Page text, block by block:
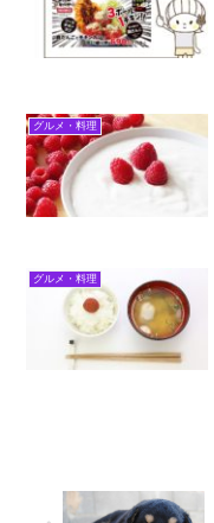
グルメ・料理
グルメ・料理